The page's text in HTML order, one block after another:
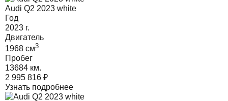
Audi Q2 2023 white
Год
2023 г.
Двигатель
1968 cм3
Пробег
13684 км.
2 995 816 ₽
Узнать подробнее